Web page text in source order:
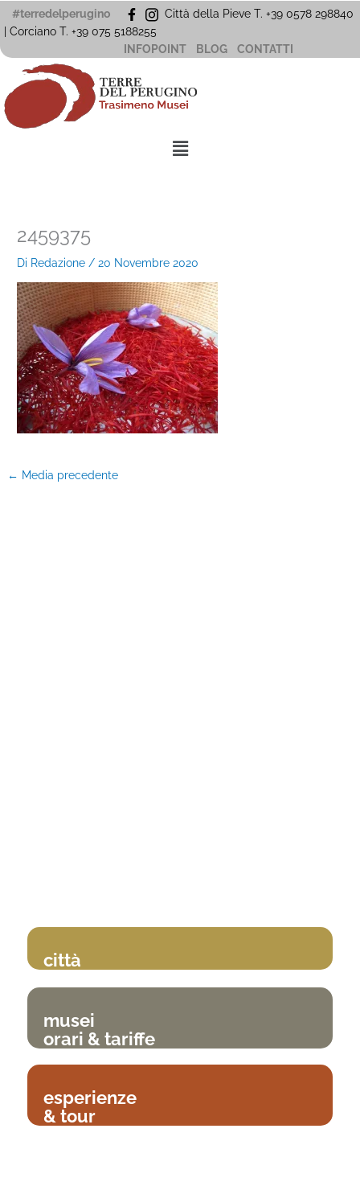
Vai
al
#terredelperugino
Città della Pieve T. +39 0578 298840
| Corciano T. +39 075 5188255
INFOPOINT
BLOG CONTATTI
Menu
2459375
Di Redazione/20 Novembre 2020
← Media precedente
città
musei
orari & tariffe
esperienze
& tour